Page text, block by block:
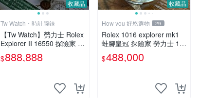
收藏品
Tw Watch・時計腕錶
【Tw Watch】勞力士 Rolex
Explorer II 16550 探險家 探
2 單錶 奶油面 私人收藏
$888,888
收藏品
How you 好悠選物 29
Rolex 1016 explorer mk1
蛙腳皇冠 探險家 勞力士 14
270 124270 114270
$488,000